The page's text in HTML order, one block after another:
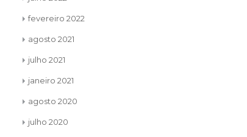
fevereiro 2022
agosto 2021
julho 2021
janeiro 2021
agosto 2020
julho 2020